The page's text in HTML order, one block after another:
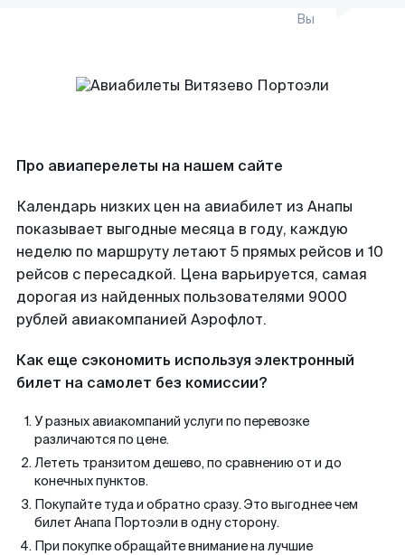
Вы
Про авиаперелеты на нашем сайте
Календарь низких цен на авиабилет из Анапы
показывает выгодные месяца в году, каждую
неделю по маршруту летают 5 прямых рейсов и 10
рейсов с пересадкой. Цена варьируется, самая
дорогая из найденных пользователями 9000
рублей авиакомпанией Аэрофлот.
Как еще сэкономить используя электронный
билет на самолет без комиссии?
У разных авиакомпаний услуги по перевозке
различаются по цене.
Лететь транзитом дешево, по сравнению от и до
конечных пунктов.
Покупайте туда и обратно сразу. Это выгоднее чем
билет Анапа Портоэли в одну сторону.
При покупке обращайте внимание на лучшие